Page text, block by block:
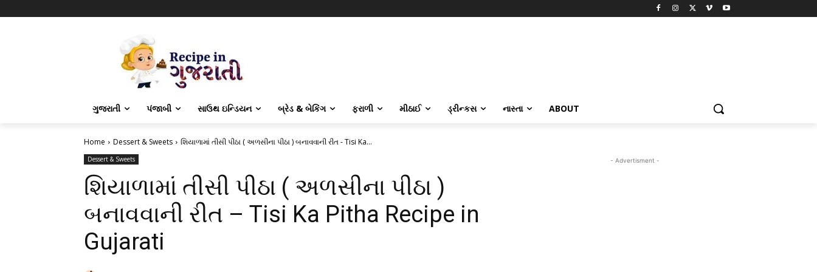
ગુજરાતી પંજાબી સાઉથ ઇન્ડિયન બ્રેડ & બેકિંગ ફરાળી મીઠાઈ ડ્રીન્કસ નાસ્તા ABOUT
Home Dessert & Sweets શિયાળામાં તીસી પીઠા ( અળસીના પીઠા ) બનાવવાની રીત - Tisi Ka...
Dessert & Sweets
શિયાળામાં તીસી પીઠા ( અળસીના પીઠા )
બનાવવાની રીત – Tisi Ka Pitha Recipe in
Gujarati
- Advertisment -